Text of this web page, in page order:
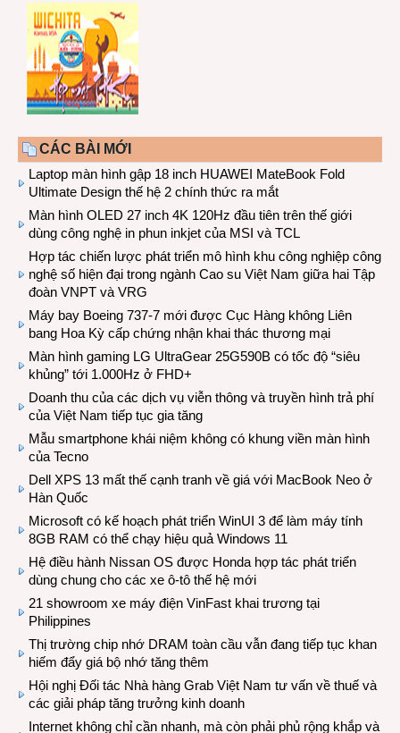
CÁC BÀI MỚI
Laptop màn hình gập 18 inch HUAWEI MateBook Fold
Ultimate Design thế hệ 2 chính thức ra mắt
Màn hình OLED 27 inch 4K 120Hz đầu tiên trên thế giới
dùng công nghệ in phun inkjet của MSI và TCL
Hợp tác chiến lược phát triển mô hình khu công nghiệp công
nghệ số hiện đại trong ngành Cao su Việt Nam giữa hai Tập
đoàn VNPT và VRG
Máy bay Boeing 737-7 mới được Cục Hàng không Liên
bang Hoa Kỳ cấp chứng nhận khai thác thương mại
Màn hình gaming LG UltraGear 25G590B có tốc độ “siêu
khủng” tới 1.000Hz ở FHD+
Doanh thu của các dịch vụ viễn thông và truyền hình trả phí
của Việt Nam tiếp tục gia tăng
Mẫu smartphone khái niệm không có khung viền màn hình
của Tecno
Dell XPS 13 mất thế cạnh tranh về giá với MacBook Neo ở
Hàn Quốc
Microsoft có kế hoạch phát triển WinUI 3 để làm máy tính
8GB RAM có thể chạy hiệu quả Windows 11
Hệ điều hành Nissan OS được Honda hợp tác phát triển
dùng chung cho các xe ô-tô thế hệ mới
21 showroom xe máy điện VinFast khai trương tại
Philippines
Thị trường chip nhớ DRAM toàn cầu vẫn đang tiếp tục khan
hiếm đẩy giá bộ nhớ tăng thêm
Hội nghị Đối tác Nhà hàng Grab Việt Nam tư vấn về thuế và
các giải pháp tăng trưởng kinh doanh
Internet không chỉ cần nhanh, mà còn phải phủ rộng khắp và